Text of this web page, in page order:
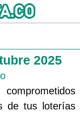
2025
de tus loterías